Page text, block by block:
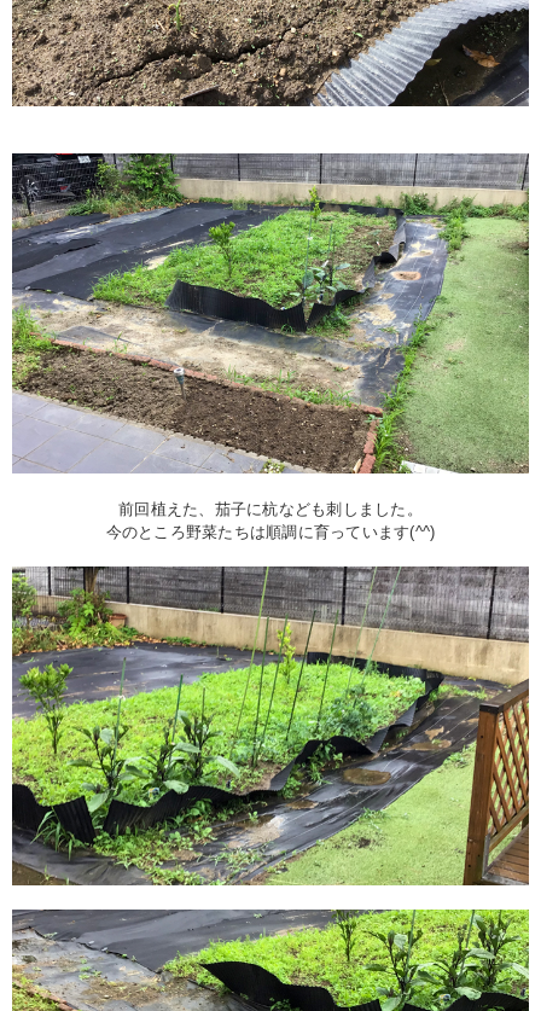
前回植えた、茄子に杭なども刺しました。
今のところ野菜たちは順調に育っています(^^)